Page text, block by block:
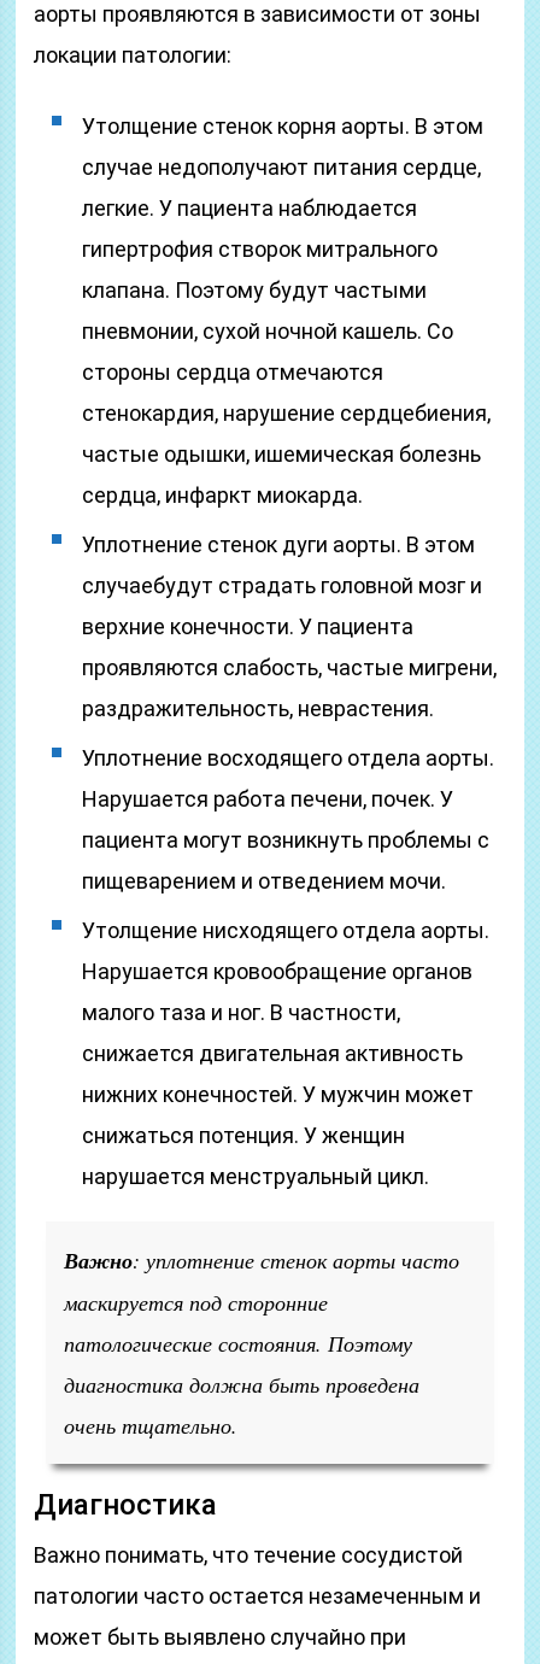
аорты проявляются в зависимости от зоны
локации патологии:
Утолщение стенок корня аорты. В этом
случае недополучают питания сердце,
легкие. У пациента наблюдается
гипертрофия створок митрального
клапана. Поэтому будут частыми
пневмонии, сухой ночной кашель. Со
стороны сердца отмечаются
стенокардия, нарушение сердцебиения,
частые одышки, ишемическая болезнь
сердца, инфаркт миокарда.
Уплотнение стенок дуги аорты. В этом
случаебудут страдать головной мозг и
верхние конечности. У пациента
проявляются слабость, частые мигрени,
раздражительность, неврастения.
Уплотнение восходящего отдела аорты.
Нарушается работа печени, почек. У
пациента могут возникнуть проблемы с
пищеварением и отведением мочи.
Утолщение нисходящего отдела аорты.
Нарушается кровообращение органов
малого таза и ног. В частности,
снижается двигательная активность
нижних конечностей. У мужчин может
снижаться потенция. У женщин
нарушается менструальный цикл.
Важно: уплотнение стенок аорты часто
маскируется под сторонние
патологические состояния. Поэтому
диагностика должна быть проведена
очень тщательно.
Диагностика
Важно понимать, что течение сосудистой
патологии часто остается незамеченным и
может быть выявлено случайно при